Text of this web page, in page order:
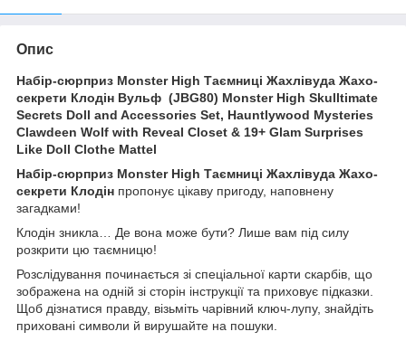
Опис
Набір-сюрприз Monster High Таємниці Жахлівуда Жахо-
секрети Клодін Вульф (JBG80) Monster High Skulltimate
Secrets Doll and Accessories Set, Hauntlywood Mysteries
Clawdeen Wolf with Reveal Closet & 19+ Glam Surprises
Like Doll Clothe Mattel
Набір-сюрприз Monster High Таємниці Жахлівуда Жахо-
секрети Клодін пропонує цікаву пригоду, наповнену
загадками!
Клодін зникла… Де вона може бути? Лише вам під силу
розкрити цю таємницю!
Розслідування починається зі спеціальної карти скарбів, що
зображена на одній зі сторін інструкції та приховує підказки.
Щоб дізнатися правду, візьміть чарівний ключ-лупу, знайдіть
приховані символи й вирушайте на пошуки.